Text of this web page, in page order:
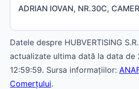
ADRIAN IOVAN, NR.30C,
Datele despre HUBVERTISING
actualizate ultima dată la data
12:59:59. Sursa informațiilor:
Comerțului.